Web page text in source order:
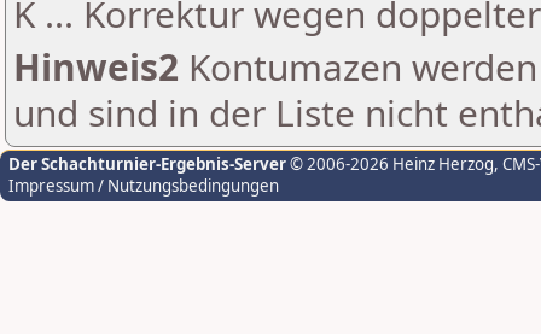
K ... Korrektur wegen
Hinweis2 Kontumazen
und sind in der Liste nicht
Der Schachturnier-Ergebnis-Server© 2006-2026 Heinz Herzog,
Impressum / Nutzungsbedingungen